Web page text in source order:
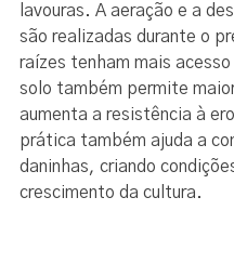
lavouras. A aeração e a
são realizadas durante o
raízes tenham mais
solo também permite
aumenta a resistência à
prática também ajuda a
daninhas, criando
crescimento da cultura.